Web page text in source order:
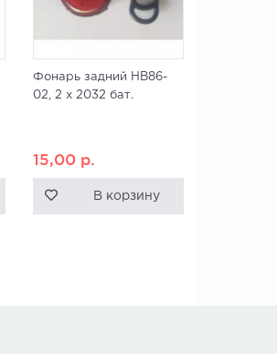
Фонарь задний HB86-
02, 2 x 2032 бат.
15,00 р.
В корзину